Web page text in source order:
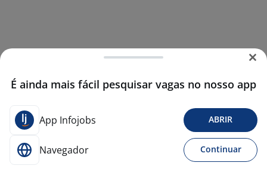
É ainda mais fácil pesquisar vagas no nosso app
App Infojobs ABRIR
Navegador Continuar